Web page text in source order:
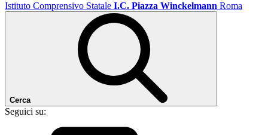
Istituto Comprensivo Statale I.C. Piazza Winckelmann Roma
Cerca
Seguici su: